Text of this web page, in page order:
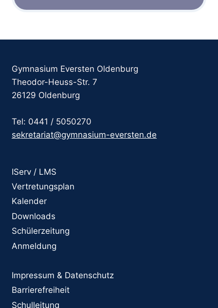
Gymnasium Eversten Oldenburg
Theodor-Heuss-Str. 7
26129 Oldenburg
Tel: 0441 / 5050270
sekretariat@gymnasium-eversten.de
IServ / LMS
Vertretungsplan
Kalender
Downloads
Schülerzeitung
Anmeldung
Impressum & Datenschutz
Barrierefreiheit
Schulleitung